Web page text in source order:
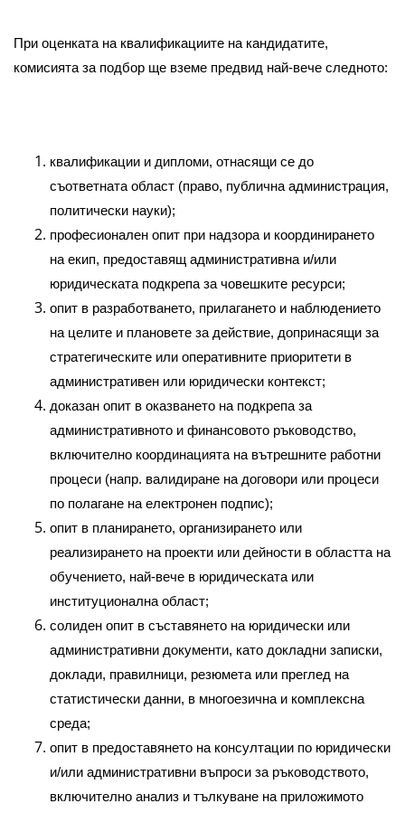
При оценката на квалификациите на кандидатите,
комисията за подбор ще вземе предвид най-вече следното:
квалификации и дипломи, отнасящи се до
съответната област (право, публична администрация,
политически науки);
професионален опит при надзора и координирането
на екип, предоставящ административна и/или
юридическата подкрепа за човешките ресурси;
опит в разработването, прилагането и наблюдението
на целите и плановете за действие, допринасящи за
стратегическите или оперативните приоритети в
административен или юридически контекст;
доказан опит в оказването на подкрепа за
административното и финансовото ръководство,
включително координацията на вътрешните работни
процеси (напр. валидиране на договори или процеси
по полагане на електронен подпис);
опит в планирането, организирането или
реализирането на проекти или дейности в областта на
обучението, най-вече в юридическата или
институционална област;
солиден опит в съставянето на юридически или
административни документи, като докладни записки,
доклади, правилници, резюмета или преглед на
статистически данни, в многоезична и комплексна
среда;
опит в предоставянето на консултации по юридически
и/или административни въпроси за ръководството,
включително анализ и тълкуване на приложимото